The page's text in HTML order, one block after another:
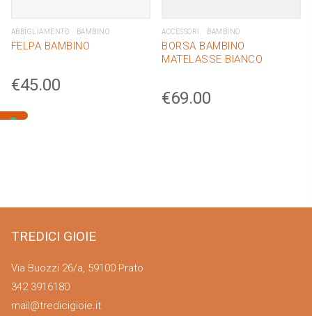
ABBIGLIAMENTO BAMBINO
FELPA BAMBINO
€45.00
ACCESSORI BAMBINO
BORSA BAMBINO
MATELASSE BIANCO
€69.00
TREDICI GIOIE
Via Buozzi 26/a, 59100 Prato
342 3916180
mail@tredicigioie.it